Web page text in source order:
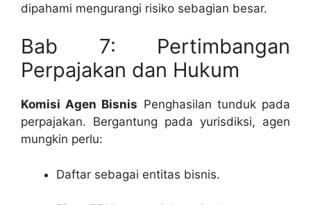
dipahami mengurangi risiko sebagian besar.
Bab 7: Pertimbangan
Perpajakan dan Hukum
Komisi Agen Bisnis Penghasilan tunduk pada
perpajakan. Bergantung pada yurisdiksi, agen
mungkin perlu:
Daftar sebagai entitas bisnis.